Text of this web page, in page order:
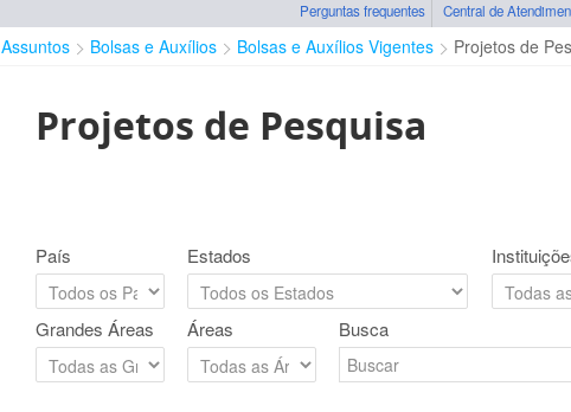
Perguntas frequentes Central de
Assuntos Bolsas e Auxílios Bolsas e Auxílios Vigentes Projetos de
Projetos de Pesquisa
País Estados
Grandes Áreas Áreas Busca